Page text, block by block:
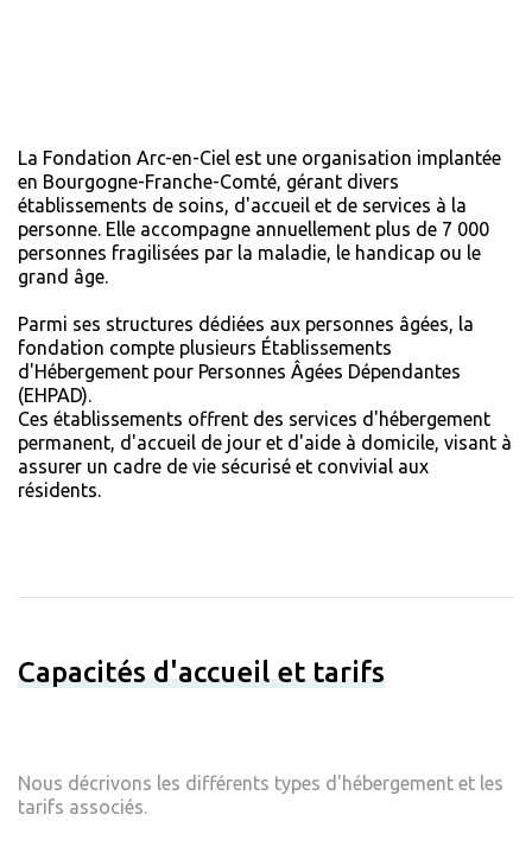
La Fondation Arc-en-Ciel est une organisation implantée
en Bourgogne-Franche-Comté, gérant divers
établissements de soins, d'accueil et de services à la
personne. Elle accompagne annuellement plus de 7 000
personnes fragilisées par la maladie, le handicap ou le
grand âge.
Parmi ses structures dédiées aux personnes âgées, la
fondation compte plusieurs Établissements
d'Hébergement pour Personnes Âgées Dépendantes
(EHPAD).
Ces établissements offrent des services d'hébergement
permanent, d'accueil de jour et d'aide à domicile, visant à
assurer un cadre de vie sécurisé et convivial aux
résidents.
Capacités d'accueil et tarifs
Nous décrivons les différents types d'hébergement et les
tarifs associés.